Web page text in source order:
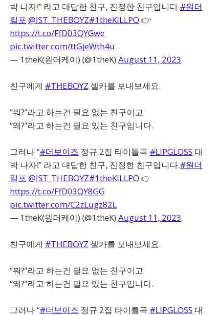
박 나자!” 라고 대답한 친구, 진정한 친구입니다.#원더
킬포 @IST_THEBOYZ#1theKILLPO 👉
https://t.co/FfD03QYGwe
pic.twitter.com/ttGjeWth4u
— 1theK(원더케이) (@1theK) August 11, 2023
친구에게 #THEBOYZ 셀카를 보내보세요.
“뭐?”라고 하는건 필요 없는 친구이고
“왜?”라고 하는건 필요 있는 친구입니다.
그러나 “#더보이즈 정규 2집 타이틀곡 #LIPGLOSS 대
박 나자!” 라고 대답한 친구, 진정한 친구입니다.#원더
킬포 @IST_THEBOYZ#1theKILLPO 👉
https://t.co/FfD03QY8GG
pic.twitter.com/C2zLugz82L
— 1theK(원더케이) (@1theK) August 11, 2023
친구에게 #THEBOYZ 셀카를 보내보세요.
“뭐?”라고 하는건 필요 없는 친구이고
“왜?”라고 하는건 필요 있는 친구입니다.
그러나 “#더보이즈 정규 2집 타이틀곡 #LIPGLOSS 대